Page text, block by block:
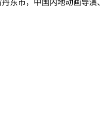
东市，中国内地动画导